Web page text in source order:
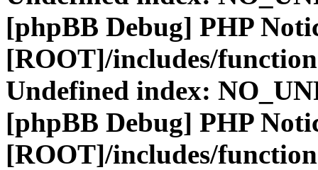
[phpBB Debug] PHP
[ROOT]/includes/
Undefined index:
[phpBB Debug] PHP
[ROOT]/includes/